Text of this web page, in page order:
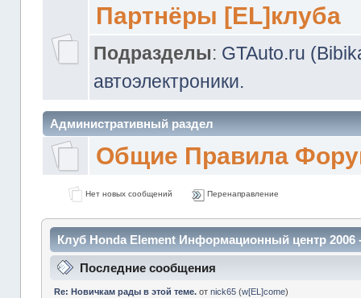
Партнёры [EL]клуба
Подразделы: GTAuto.ru
автоэлектроники.
Административный раздел
Общие Правила
Нет новых сообщений Перенаправление
Клуб Honda Element Информационный центр
Последние сообщения
Re: Новичкам рады в этой теме. отnick65 (w[EL]come)